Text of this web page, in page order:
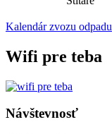
Kalendár zvozu odpadu
Wifi pre teba
Návštevnosť